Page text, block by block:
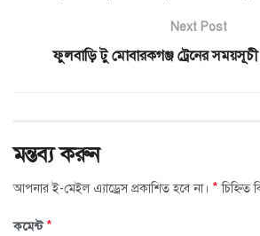
Next Post
ফুলবাড়ি টু মোবারকগঞ্জ ট্রেনের
মন্তব্য করুন
আপনার ই-মেইল এ্যাড্রেস প্রকাশিত হবে না। *
কমেন্ট*